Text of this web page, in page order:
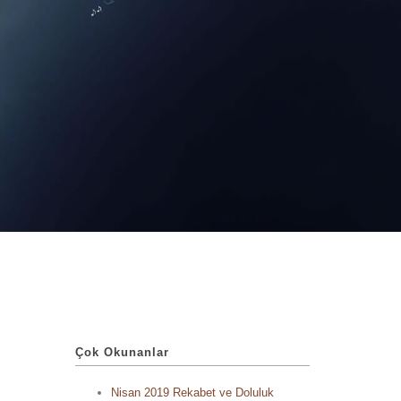
Çok Okunanlar
Nisan 2019 Rekabet ve Doluluk